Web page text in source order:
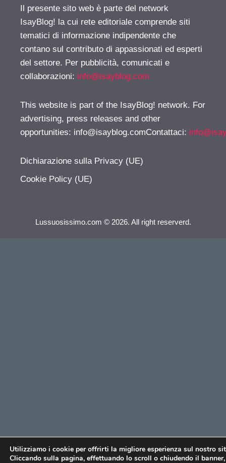
Il presente sito web è parte del network
IsayBlog! la cui rete editoriale comprende siti
tematici di informazione indipendente che
contano sul contributo di appassionati ed esperti
del settore. Per pubblicità, comunicati e
collaborazioni: info@isayblog.com
This website is part of the IsayBlog! network. For
advertising, press releases and other
opportunities: info@isayblog.comContattaci:
Dichiarazione sulla Privacy (UE)
Cookie Policy (UE)
Lussuosissimo.com © 2026. All right reserverd.
Utilizziamo i cookie per offrirti la migliore esperienza sul nostro
Cliccando sulla pagina, effettuando lo scroll o chiudendo il